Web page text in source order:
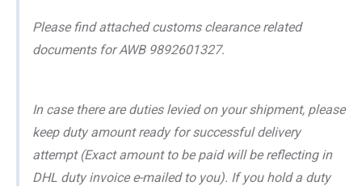
Please find attached customs clearance related
documents for AWB 9892601327.
In case there are duties levied on your shipment, please
keep duty amount ready for successful delivery
attempt (Exact amount to be paid will be reflecting in
DHL duty invoice e-mailed to you). If you hold a duty